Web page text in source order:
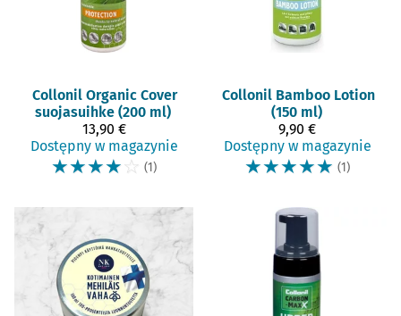
Collonil Organic Cover
suojasuihke (200 ml)
13,90 €
Dostępny w magazynie
☆☆☆☆☆ (1)
Collonil Bamboo Lotion
(150 ml)
9,90 €
Dostępny w magazynie
☆☆☆☆☆ (1)